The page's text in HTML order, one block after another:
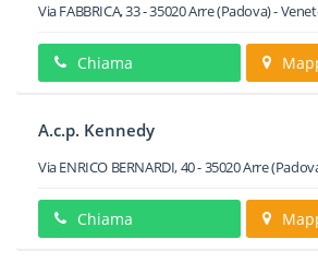
Via FABBRICA, 33-35020Arre(Padova) -
Chiama
A.c.p. Kennedy
Via ENRICO BERNARDI, 40-35020Arre
Chiama